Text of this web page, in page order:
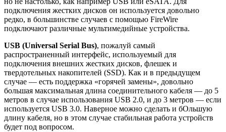
подключения жестких дисков он используется довольно
редко, в большинстве случаев с помощью FireWire
подключают различные мультимедийные устройства.
USB (Universal Serial Bus), пожалуй самый
распространенный интерфейс, используемый для
подключения внешних жестких дисков, флешек и
твердотельных накопителей (SSD). Как и в предыдущем
случае — есть поддержка «горячей замены», довольно
большая максимальная длина соединительного кабеля — до 5
метров в случае использования USB 2.0, и до 3 метров — если
используется USB 3.0. Наверное можно сделать и бОльшую
длину кабеля, но в этом случае стабильная работа устройств
будет под вопросом.